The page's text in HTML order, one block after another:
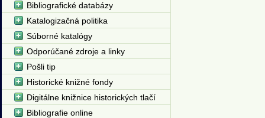
Bibliografické databázy
Katalogizačná politika
Súborné katalógy
Odporúčané zdroje a linky
Pošli tip
Historické knižné fondy
Digitálne knižnice historických tlačí
Bibliografie online